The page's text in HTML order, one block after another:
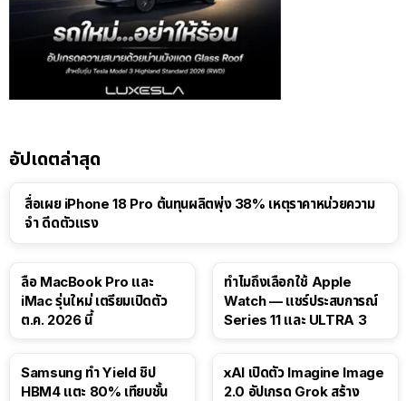
อัปเดตล่าสุด
สื่อเผย iPhone 18 Pro ต้นทุนผลิตพุ่ง 38% เหตุราคาหน่วยความ
จำ ดีดตัวแรง
ลือ MacBook Pro และ
iMac รุ่นใหม่ เตรียมเปิดตัว
ต.ค. 2026 นี้
ทำไมถึงเลือกใช้ Apple
Watch — แชร์ประสบการณ์
Series 11 และ ULTRA 3
Samsung ทำ Yield ชิป
HBM4 แตะ 80% เทียบชั้น
xAI เปิดตัว Imagine Image
2.0 อัปเกรด Grok สร้าง